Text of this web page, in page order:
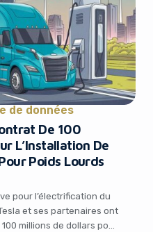
de données
De 100
L’Installation De
Poids Lourds
pour l’électrification du
et ses partenaires ont
millions de dollars pour